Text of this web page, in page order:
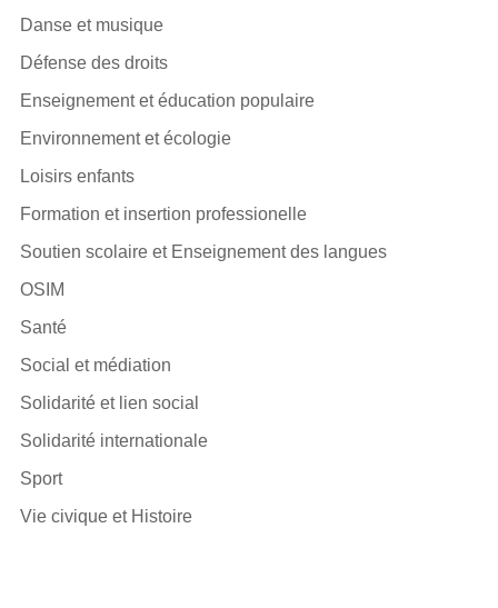
Danse et musique
Défense des droits
Enseignement et éducation populaire
Environnement et écologie
Loisirs enfants
Formation et insertion professionelle
Soutien scolaire et Enseignement des langues
OSIM
Santé
Social et médiation
Solidarité et lien social
Solidarité internationale
Sport
Vie civique et Histoire